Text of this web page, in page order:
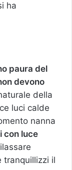
ha
paura del
devono
della
luci calde
nanna
con luce
tranquillizzi il